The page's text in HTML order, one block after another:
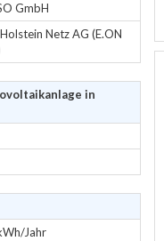
GmbH
Netz AG (E.ON
in
Jahr